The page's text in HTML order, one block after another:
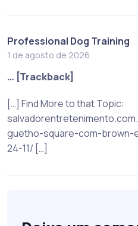
Professional Dog Training
1 de agosto de 2026
… [Trackback]
[…] Find More to that Topic:
guetho-square-com-
24-11/ […]